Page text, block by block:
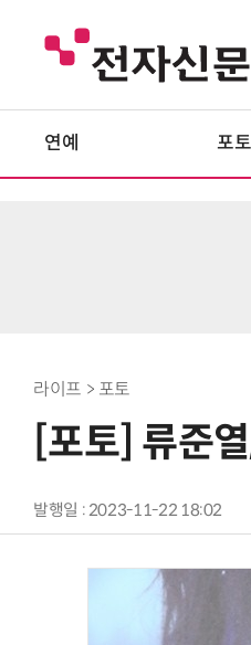
연예 포토
라이프 > 포토
[포토] 류준
발행일 : 2023-11-22 18:02